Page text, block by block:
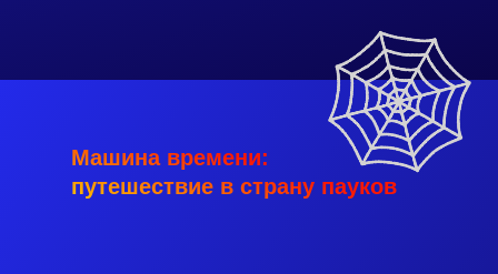
Машина времени:
путешествие в страну пауков